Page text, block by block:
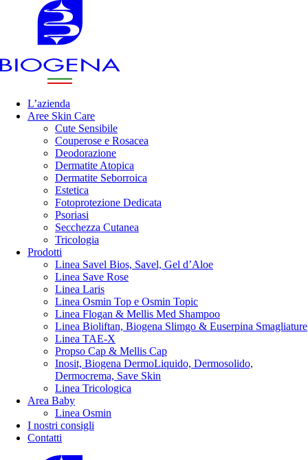
L’azienda
Aree Skin Care
Cute Sensibile
Couperose e Rosacea
Deodorazione
Dermatite Atopica
Dermatite Seborroica
Estetica
Fotoprotezione Dedicata
Psoriasi
Secchezza Cutanea
Tricologia
Prodotti
Linea Savel Bios, Savel, Gel d’Aloe
Linea Save Rose
Linea Laris
Linea Osmin Top e Osmin Topic
Linea Flogan & Mellis Med Shampoo
Linea Bioliftan, Biogena Slimgo & Euserpina Smagliature
Linea TAE-X
Propso Cap & Mellis Cap
Inosit, Biogena DermoLiquido, Dermosolido,
Dermocrema, Save Skin
Linea Tricologica
Area Baby
Linea Osmin
I nostri consigli
Contatti